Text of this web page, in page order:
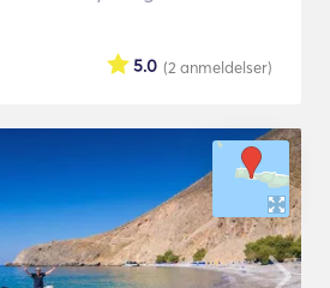
(2 anmeldelser)
5.0